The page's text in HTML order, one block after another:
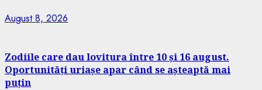
August 8, 2026
Zodiile care dau lovitura între 10 și 16 august.
Oportunități uriașe apar când se așteaptă mai
puțin